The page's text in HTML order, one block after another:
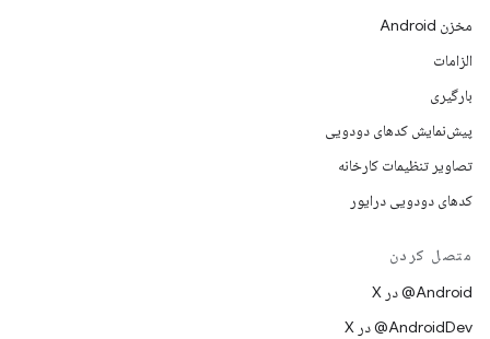
مخزن Android
الزامات
بارگیری
پیش‌نمایش کدهای دودویی
تصاویر تنظیمات کارخانه
کدهای دودویی درایور
متصل کردن
‫‎@Android در X
‫‎@AndroidDev در X